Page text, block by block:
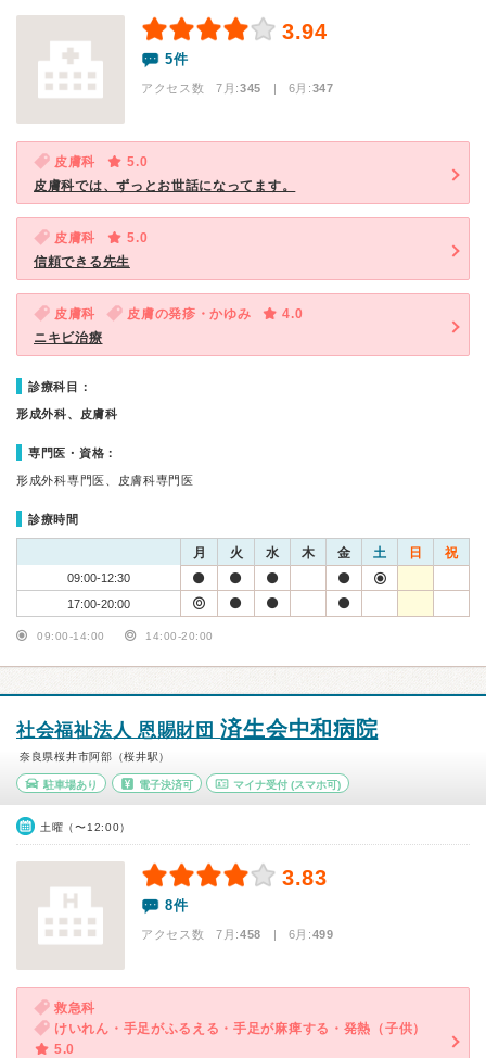
3.94
5件
アクセス数 7月:345 | 6月:347
皮膚科
5.0
皮膚科では、ずっとお世話になってます。
皮膚科
5.0
信頼できる先生
皮膚科 皮膚の発疹・かゆみ
4.0
ニキビ治療
診療科目：
形成外科、皮膚科
専門医・資格：
形成外科専門医、皮膚科専門医
診療時間
月 火 水 木 金 土 日 祝
09:00-12:30
17:00-20:00
09:00-14:00 14:00-20:00
社会福祉法人 恩賜財団済生会中和病院
奈良県桜井市阿部（桜井駅）
駐車場あり 電子決済可 マイナ受付 (スマホ可)
土曜（〜12:00）
3.83
8件
アクセス数 7月:458 | 6月:499
救急科
けいれん・手足がふるえる・手足が麻痺する・発熱（子供）
5.0